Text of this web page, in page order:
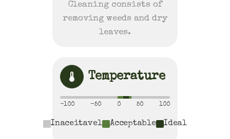
Cleaning consists of
removing weeds and dry
leaves.
Temperature
-100 -50 0 50 100
Inaceitavel Acceptable Ideal